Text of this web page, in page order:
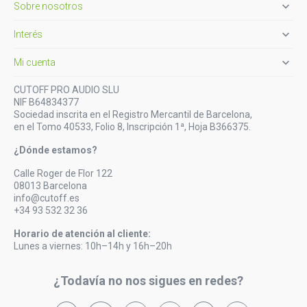
Sobre nosotros 
Interés 
Mi cuenta 
CUTOFF PRO AUDIO SLU
NIF B64834377
Sociedad inscrita en el Registro Mercantil de Barcelona,
en el Tomo 40533, Folio 8, Inscripción 1ª, Hoja B366375.
¿Dónde estamos?
Calle Roger de Flor 122
08013 Barcelona
info@cutoff.es
+34 93 532 32 36
Horario de atención al cliente:
Lunes a viernes: 10h–14h y 16h–20h
¿Todavía no nos sigues en redes?